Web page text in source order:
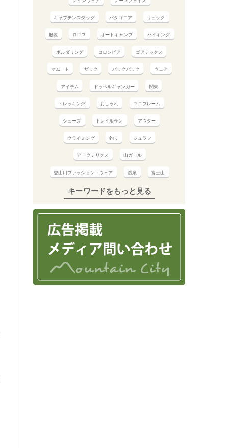
キャプテンスタッグ パタゴニア リュック
服装 ロゴス オートキャンプ ハイキング
ボルダリング コロンビア ゴアテックス
マムート ザック バックパック ウェア
アイテム ドッペルギャンガー 関東
トレッキング おしゃれ ユニフレーム
シューズ トレイルラン アウター
クライミング 釣り シュラフ
アークテリクス 山ガール
登山用ファッション・ウェア 温泉 富士山
キーワードをもっと見る